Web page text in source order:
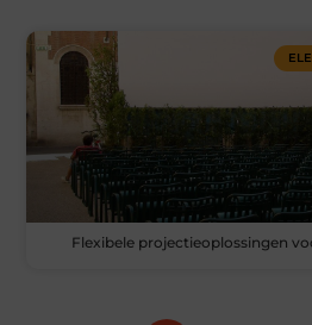
Flexibele projectieoplossingen